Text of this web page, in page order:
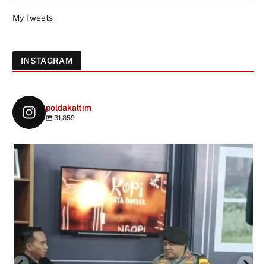
My Tweets
INSTAGRAM
poldakaltim
31,859